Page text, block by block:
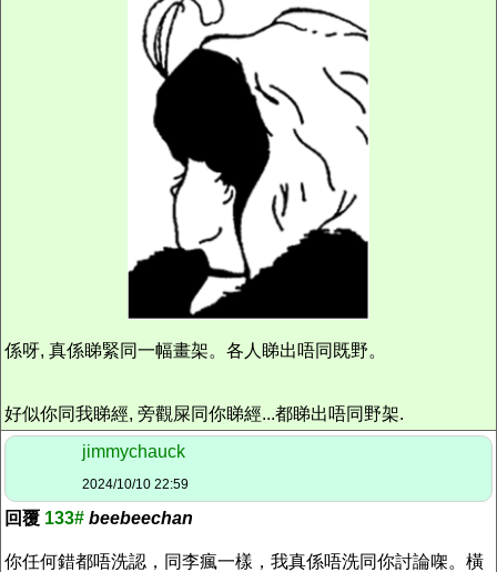
係呀, 真係睇緊同一幅畫架。各人睇出唔同既野。
好似你同我睇經, 旁觀屎同你睇經...都睇出唔同野架.
jimmychauck
2024/10/10 22:59
回覆 133# beebeechan
你任何錯都唔洗認，同李瘋一樣，我真係唔洗同你討論㗎。橫